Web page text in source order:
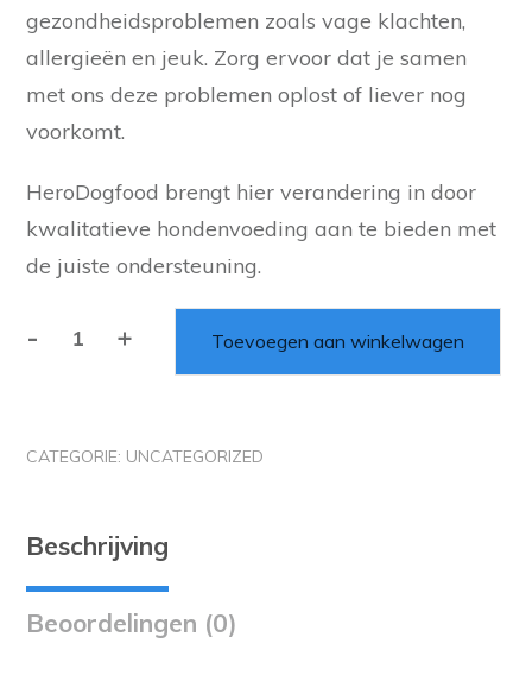
gezondheidsproblemen zoals vage klachten,
allergieën en jeuk. Zorg ervoor dat je samen
met ons deze problemen oplost of liever nog
voorkomt.
HeroDogfood brengt hier verandering in door
kwalitatieve hondenvoeding aan te bieden met
de juiste ondersteuning.
- + Toevoegen aan winkelwagen
CATEGORIE: UNCATEGORIZED
Beschrijving
Beoordelingen (0)